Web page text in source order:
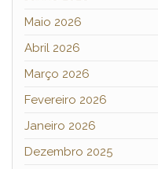
Maio 2026
Abril 2026
Março 2026
Fevereiro 2026
Janeiro 2026
Dezembro 2025